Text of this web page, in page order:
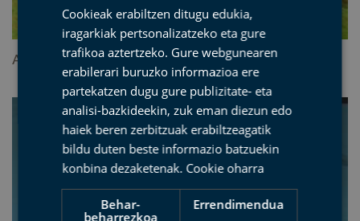
Arno: piramideak bizitzaz gainezka
Cookieak erabiltzen ditugu edukia,
iragarkiak pertsonalizatzeko eta gure
trafikoa aztertzeko. Gure webgunearen
erabilerari buruzko informazioa ere
partekatzen dugu gure publizitate- eta
analisi-bazkideekin, zuk eman diezun edo
haiek beren zerbitzuak erabiltzeagatik
bildu duten beste informazio batzuekin
konbina dezaketenak. Cookie oharra
Behar-
beharrezkoa
Errendimendua